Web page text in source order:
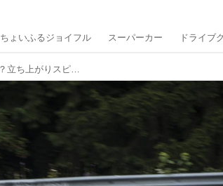
ちょいふるジョイフル スーパーカー ドライブ
「コーナリング」はボトムスピード重視か？立ち上がりスピード重視か？を考える【新・超高速ドラテク講座／第7回】